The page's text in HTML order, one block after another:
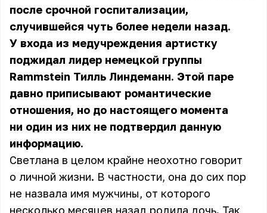
после срочной госпитализации,
случившейся чуть более недели назад.
У входа из медучреждения артистку
поджидал лидер немецкой группы
Rammstein Тилль Линдеманн. Этой паре
давно приписывают романтические
отношения, но до настоящего момента
ни один из них не подтвердил данную
информацию.
Светлана в целом крайне неохотно говорит
о личной жизни. В частности, она до сих пор
не назвала имя мужчины, от которого
несколько месяцев назад родила дочь. Так